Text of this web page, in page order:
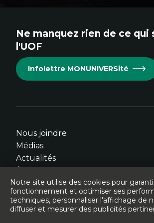
Cet
s'ouvrira
dans
fenêtre.
Cet
s'ouvrira
dans
fenêtre.
Cet
s'ouvrira
dans
fenêtre.
Cet
s'ouvrira
dans
fenêtre.
Cet
dans
Ne manquez rien de ce qui
l'UOF
Infolettre MONUNIVERSité
Nous joindre
Médias
Actualités
© Université de l'Ontario français
Notre site utilise des cookies pour
fonctionnement et optimiser ses
techniques, personnaliser l'affichage de
diffuser et mesurer des publicités